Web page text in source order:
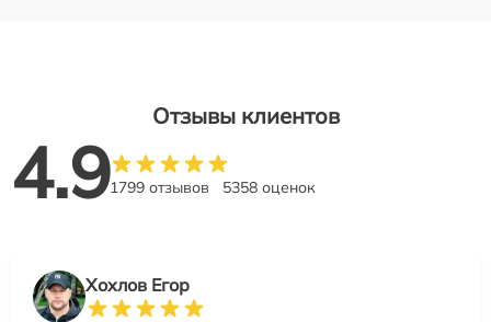
Отзывы клиентов
4.91799 отзывов 5358 оценок
Хохлов Егор